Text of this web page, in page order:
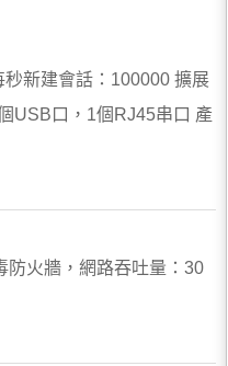
新建會話：100000 擴展
USB口，1個RJ45串口 產
防火牆，網路吞吐量：30